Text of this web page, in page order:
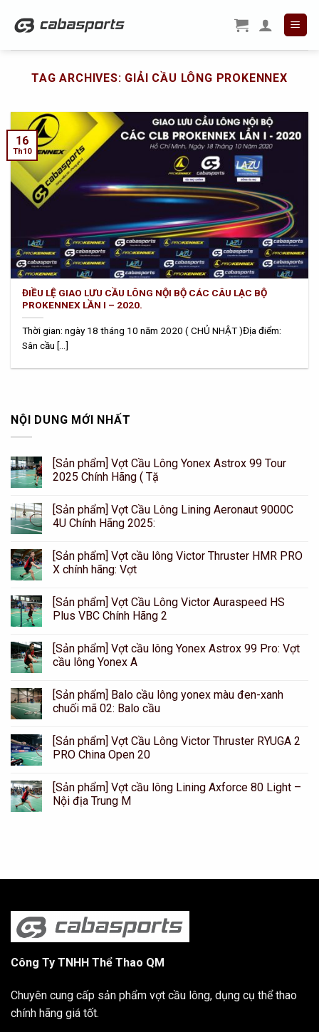
TAG ARCHIVES: GIẢI CẦU LÔNG PROKENNEX
ĐIỀU LỆ GIAO LƯU CẦU LÔNG NỘI BỘ CÁC CÂU LẠC BỘ
PROKENNEX LẦN I – 2020.
Thời gian: ngày 18 tháng 10 năm 2020 ( CHỦ NHẬT )Địa điểm:
Sân cầu [...]
16
Th10
NỘI DUNG MỚI NHẤT
[Sản phẩm] Vợt Cầu Lông Yonex Astrox 99 Tour
2025 Chính Hãng ( Tặ
[Sản phẩm] Vợt Cầu Lông Lining Aeronaut 9000C
4U Chính Hãng 2025:
[Sản phẩm] Vợt cầu lông Victor Thruster HMR PRO
X chính hãng: Vợt
[Sản phẩm] Vợt Cầu Lông Victor Auraspeed HS
Plus VBC Chính Hãng 2
[Sản phẩm] Vợt cầu lông Yonex Astrox 99 Pro: Vợt
cầu lông Yonex A
[Sản phẩm] Balo cầu lông yonex màu đen-xanh
chuối mã 02: Balo cầu
[Sản phẩm] Vợt Cầu Lông Victor Thruster RYUGA 2
PRO China Open 20
[Sản phẩm] Vợt cầu lông Lining Axforce 80 Light –
Nội địa Trung M
Công Ty TNHH Thể Thao QM
Chuyên cung cấp sản phẩm vợt cầu lông, dụng cụ thể thao
chính hãng giá tốt.